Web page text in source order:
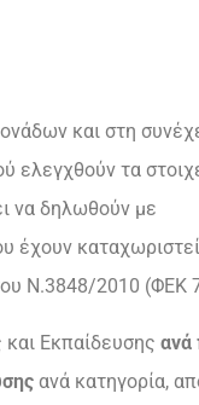
και στη
ελεγχθούν τα
να δηλωθούν με
έχουν
Ν.3848/2010 (ΦΕΚ
Εκπαίδευσης ανά
ανά κατηγορία,